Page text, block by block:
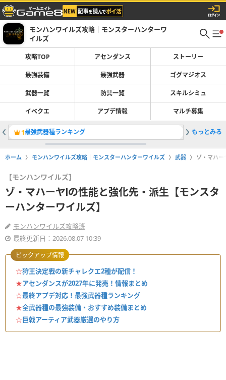
モンハンワイルズ攻略｜モンスターハンターワ
イルズ
攻略TOP アセンダンス ストーリー
最強装備 最強武器 ゴグマジオス
武器一覧 防具一覧 スキルシミュ
イベクエ アプデ情報 マルチ募集
1最強武器種ランキング 2最強装
もっとみる
ホーム モンハンワイルズ攻略｜モンスターハンターワイルズ 武器 ゾ・マハー
【モンハンワイルズ】
ゾ・マハーヤⅠの性能と強化先・派生【モンスタ
ーハンターワイルズ】
モンハンワイルズ攻略班
最終更新日：2026.08.07 10:39
☆狩王決定戦の新チャレクエ2種が配信！
★アセンダンスが2027年に発売！情報まとめ
☆最終アプデ対応！最強武器種ランキング
★全武器種の最強装備・おすすめ装備まとめ
☆巨戟アーティア武器厳選のやり方
ピックアップ情報